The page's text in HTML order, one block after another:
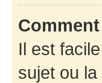
Il est
sujet ou